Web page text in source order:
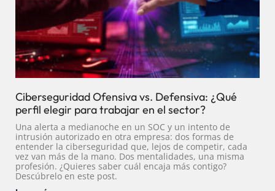
Ciberseguridad Ofensiva vs. Defensiva: ¿Qué
perfil elegir para trabajar en el sector?
Una alerta a medianoche en un SOC y un intento de
intrusión autorizado en otra empresa: dos formas de
entender la ciberseguridad que, lejos de competir, cada
vez van más de la mano. Dos mentalidades, una misma
profesión. ¿Quieres saber cuál encaja más contigo?
Descúbrelo en este post.